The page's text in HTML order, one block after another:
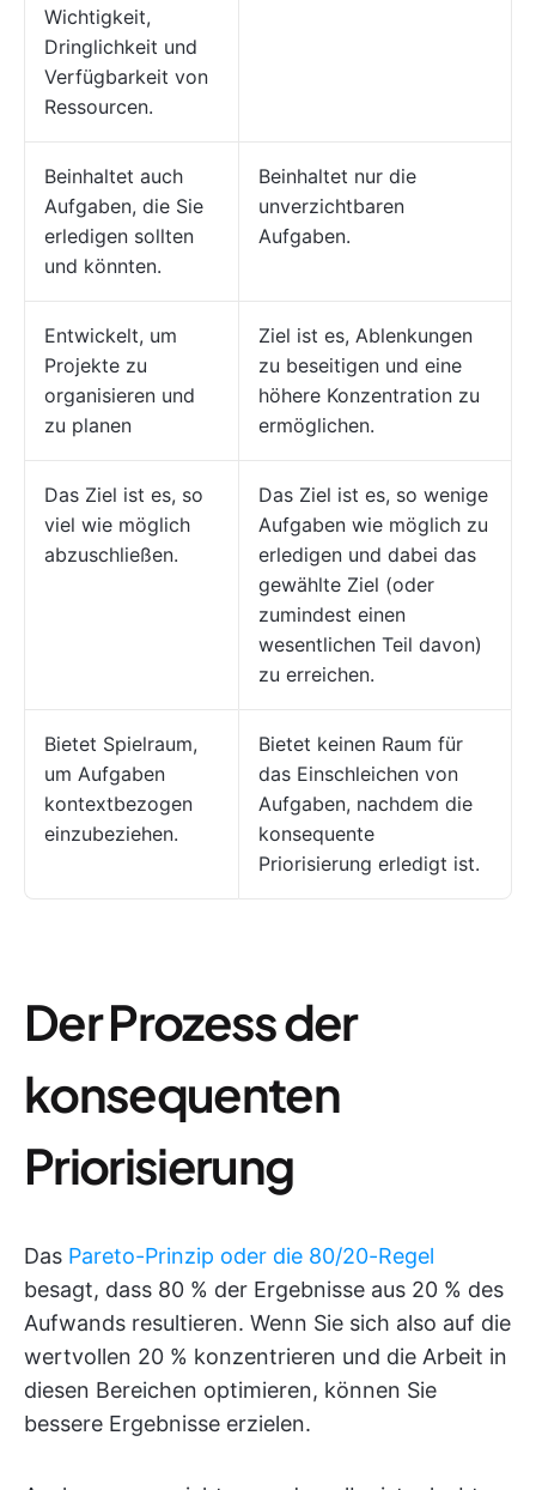
Wichtigkeit,
Dringlichkeit und
Verfügbarkeit von
Ressourcen.
Beinhaltet auch
Aufgaben, die Sie
erledigen sollten
und könnten.
Beinhaltet nur die
unverzichtbaren
Aufgaben.
Entwickelt, um
Projekte zu
organisieren und
zu planen
Ziel ist es, Ablenkungen
zu beseitigen und eine
höhere Konzentration zu
ermöglichen.
Das Ziel ist es, so
viel wie möglich
abzuschließen.
Das Ziel ist es, so wenige
Aufgaben wie möglich zu
erledigen und dabei das
gewählte Ziel (oder
zumindest einen
wesentlichen Teil davon)
zu erreichen.
Bietet Spielraum,
um Aufgaben
kontextbezogen
einzubeziehen.
Bietet keinen Raum für
das Einschleichen von
Aufgaben, nachdem die
konsequente
Priorisierung erledigt ist.
Der Prozess der
konsequenten
Priorisierung
Das Pareto-Prinzip oder die 80/20-Regel
besagt, dass 80 % der Ergebnisse aus 20 % des
Aufwands resultieren. Wenn Sie sich also auf die
wertvollen 20 % konzentrieren und die Arbeit in
diesen Bereichen optimieren, können Sie
bessere Ergebnisse erzielen.